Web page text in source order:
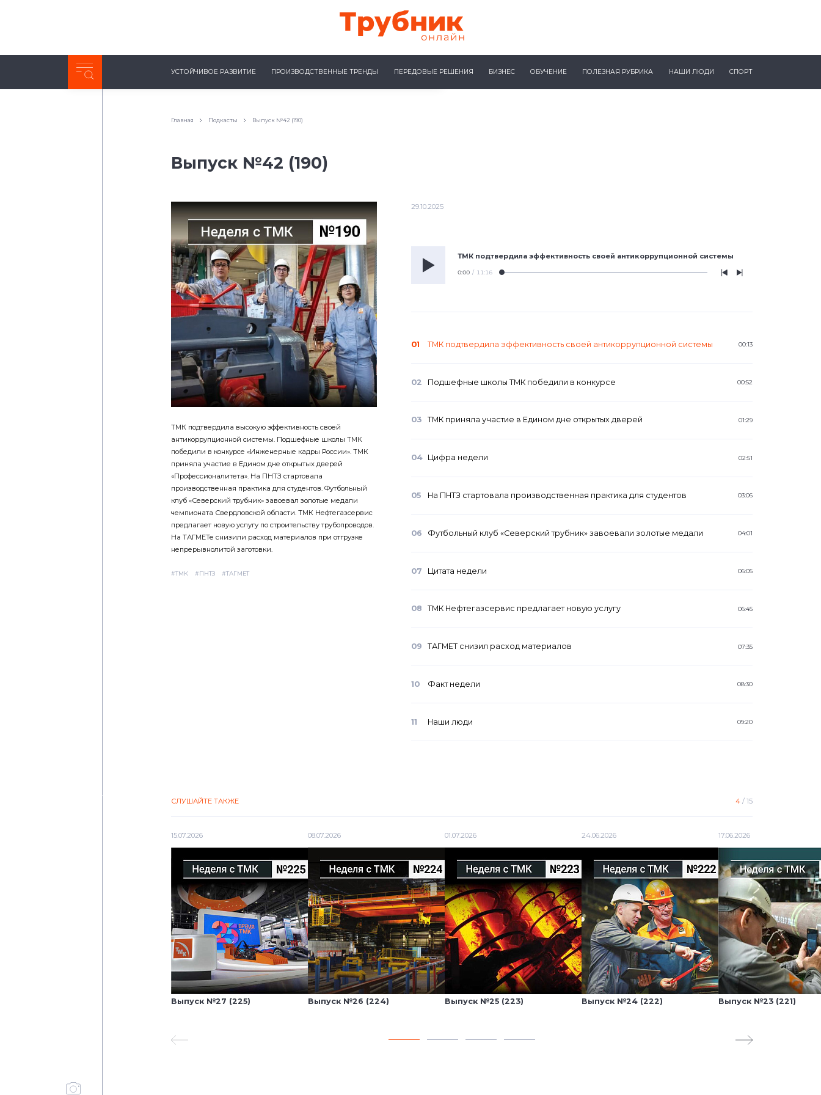
Неделя с ТМК. Выпуск №27 (225)
УСТОЙЧИВОЕ РАЗВИТИЕ ПРОИЗВОДСТВЕННЫЕ ТРЕНДЫ ПЕРЕДОВЫЕ РЕШЕНИЯ БИЗНЕС ОБУЧЕНИЕ ПОЛЕЗНАЯ РУБРИКА НАШИ ЛЮДИ СПОРТ
Главная Подкасты Выпуск №42 (190)
Выпуск №42 (190)
29.10.2025
ТМК подтвердила эффективность своей антикоррупционной системы
0:00 / 11:16
01 ТМК подтвердила эффективность своей антикоррупционной системы 00:13
02 Подшефные школы ТМК победили в конкурсе 00:52
03 ТМК приняла участие в Едином дне открытых дверей 01:29
04 Цифра недели 02:51
05 На ПНТЗ стартовала производственная практика для студентов 03:06
06 Футбольный клуб «Северский трубник» завоевали золотые медали 04:01
07 Цитата недели 06:05
08 ТМК Нефтегазсервис предлагает новую услугу 06:45
09 ТАГМЕТ снизил расход материалов 07:35
10 Факт недели 08:30
11 Наши люди 09:20
ТМК подтвердила высокую эффективность своей
антикоррупционной системы. Подшефные школы ТМК
победили в конкурсе «Инженерные кадры России». ТМК
приняла участие в Едином дне открытых дверей
«Профессионалитета». На ПНТЗ стартовала
производственная практика для студентов. Футбольный
клуб «Северский трубник» завоевал золотые медали
чемпионата Свердловской области. ТМК Нефтегазсервис
предлагает новую услугу по строительству трубопроводов.
На ТАГМЕТе снизили расход материалов при отгрузке
непрерывнолитой заготовки.
#ТМК #ПНТЗ #ТАГМЕТ
СЛУШАЙТЕ ТАКЖЕ 4/ 15
15.07.2026
Выпуск №27 (225)
08.07.2026
Выпуск №26 (224)
01.07.2026
Выпуск №25 (223)
24.06.2026
Выпуск №24 (222)
17.06.2026
Выпуск №23 (221)